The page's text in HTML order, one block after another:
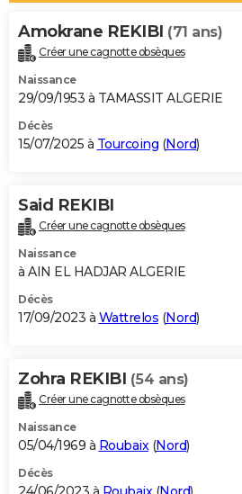
Alimentation
Guide de la santé
Maladies
Médicaments
Sommeil
VOYAGE
Destinations
City break
Voyage nature
Voyage de noces
Forum
Climat
+PHOTO
GUIDES D'ACHAT
BONS PLANS
Carte de Noël
Carte Bonne année
Carte Saint-Valentin
Carte Pâques
Carte d'anniversaire
DICTIONNAIRE
Dictionnaire
Biographies
Citations
Expressions
Proverbes
PROGRAMME TV
S'inscrire
Se connecter
Lycées
Collèges
Primaires
Universités
Entreprises
Service militaire
Avis de recherche
AVIS DE DÉCÈS
Bricolage
Lifestyle
Culture
Sport
Auto
Television
Voyage
Cinema
Amokrane REKIBI (71 ans)
Créer une cagnotte obsèques
Naissance
29/09/1953 à TAMASSIT ALGERIE
Décès
15/07/2025 à Tourcoing (Nord)
Said REKIBI
Créer une cagnotte obsèques
Naissance
à AIN EL HADJAR ALGERIE
Décès
17/09/2023 à Wattrelos (Nord)
Zohra REKIBI (54 ans)
Créer une cagnotte obsèques
Naissance
05/04/1969 à Roubaix(Nord)
Décès